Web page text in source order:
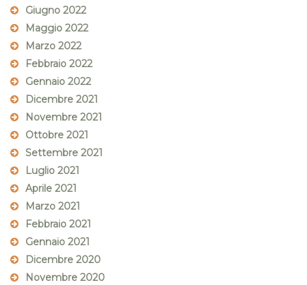
Giugno 2022
Maggio 2022
Marzo 2022
Febbraio 2022
Gennaio 2022
Dicembre 2021
Novembre 2021
Ottobre 2021
Settembre 2021
Luglio 2021
Aprile 2021
Marzo 2021
Febbraio 2021
Gennaio 2021
Dicembre 2020
Novembre 2020